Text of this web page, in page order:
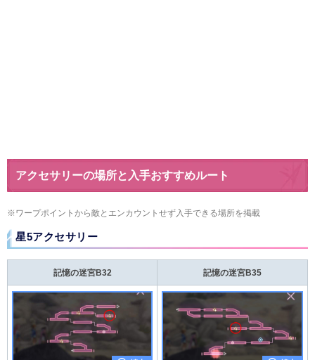
アクセサリーの場所と入手おすすめルート
※ワープポイントから敵とエンカウントせず入手できる場所を掲載
星5アクセサリー
記憶の迷宮B32 記憶の迷宮B35